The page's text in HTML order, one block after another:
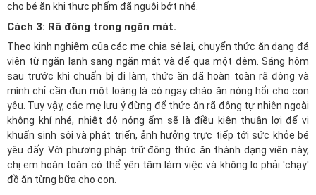
cho bé ăn khi thực phẩm đã nguội bớt nhé.
Cách 3: Rã đông trong ngăn mát.
Theo kinh nghiệm của các mẹ chia sẻ lại, chuyển thức ăn dạng đá
viên từ ngăn lạnh sang ngăn mát và để qua một đêm. Sáng hôm
sau trước khi chuẩn bị đi làm, thức ăn đã hoàn toàn rã đông và
mình chỉ cần đun một loáng là có ngay cháo ăn nóng hổi cho con
yêu. Tuy vậy, các mẹ lưu ý đừng để thức ăn rã đông tự nhiên ngoài
không khí nhé, nhiệt độ nóng ẩm sẽ là điều kiện thuận lợi để vi
khuẩn sinh sôi và phát triển, ảnh hưởng trực tiếp tới sức khỏe bé
yêu đấy. Với phương pháp trữ đông thức ăn thành dạng viên này,
chị em hoàn toàn có thể yên tâm làm việc và không lo phải 'chạy'
đồ ăn từng bữa cho con.